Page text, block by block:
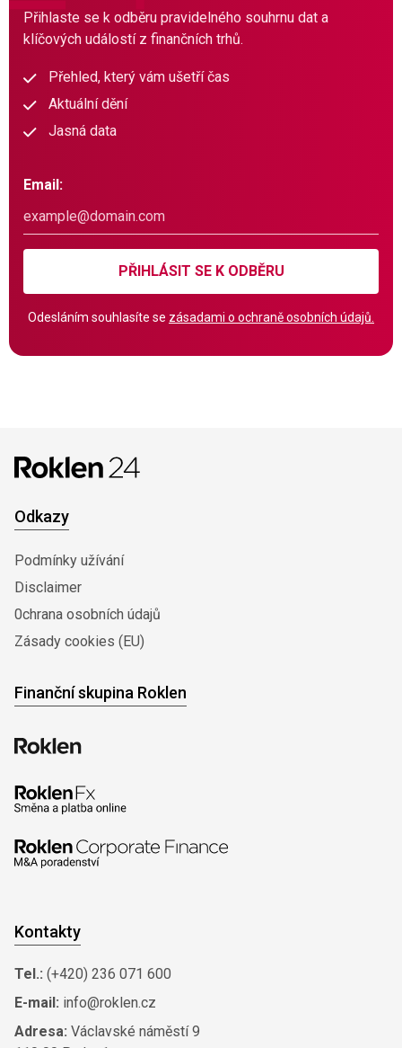
Přihlaste se k odběru pravidelného souhrnu dat a
klíčových událostí z finančních trhů.
Přehled, který vám ušetří čas
Aktuální dění
Jasná data
Email:
PŘIHLÁSIT SE K ODBĚRU
Odesláním souhlasíte se zásadami o ochraně osobních údajů.
Odkazy
Podmínky užívání
Disclaimer
0chrana osobních údajů
Zásady cookies (EU)
Finanční skupina Roklen
Kontakty
Tel.: (+420) 236 071 600
E-mail: info@roklen.cz
Adresa: Václavské náměstí 9